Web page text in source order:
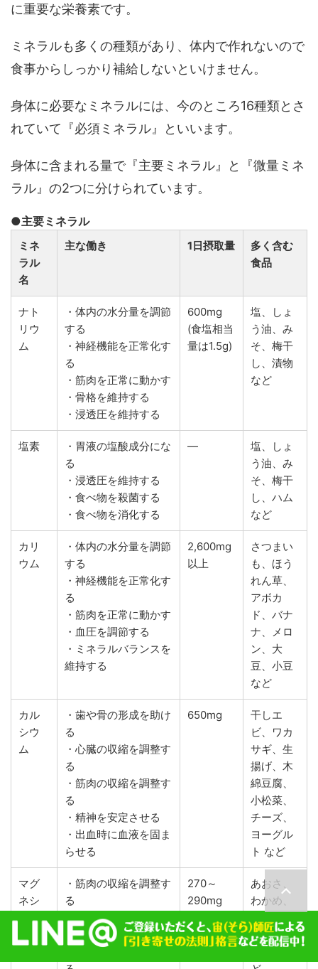
に重要な栄養素です。
ミネラルも多くの種類があり、体内で作れないので
食事からしっかり補給しないといけません。
身体に必要なミネラルには、今のところ16種類とさ
れていて『必須ミネラル』といいます。
身体に含まれる量で『主要ミネラル』と『微量ミネ
ラル』の2つに分けられています。
●主要ミネラル
ミネ
ラル
名
主な働き 1日摂取量
多く含む
食品
ナト
リウ
ム
・体内の水分量を調節
する
・神経機能を正常化す
る
・筋肉を正常に動かす
・骨格を維持する
・浸透圧を維持する
600mg
(食塩相当
量は1.5g)
塩、しょ
う油、み
そ、梅干
し、漬物
など
塩素
・胃液の塩酸成分にな
る
・浸透圧を維持する
・食べ物を殺菌する
・食べ物を消化する
―
塩、しょ
う油、み
そ、梅干
し、ハム
など
カリ
ウム
・体内の水分量を調節
する
・神経機能を正常化す
る
・筋肉を正常に動かす
・血圧を調節する
・ミネラルバランスを
維持する
2,600mg
以上
さつまい
も、ほう
れん草、
アボカ
ド、バナ
ナ、メロ
ン、大
豆、小豆
など
カル
シウ
ム
・歯や骨の形成を助け
る
・心臓の収縮を調整す
る
・筋肉の収縮を調整す
る
・精神を安定させる
・出血時に血液を固ま
らせる
650mg
干しエ
ビ、ワカ
サギ、生
揚げ、木
綿豆腐、
小松菜、
チーズ、
ヨーグル
ト など
マグ
ネシ
ウム
・筋肉の収縮を調整す
る
・歯や骨の形成を助け
る
・神経機能を正常化す
270～
290mg
あおさ、
わかめ、
ゃ、アー
モンド な